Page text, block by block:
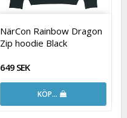
NärCon Rainbow Dragon
Zip hoodie Black
649 SEK
KÖP…